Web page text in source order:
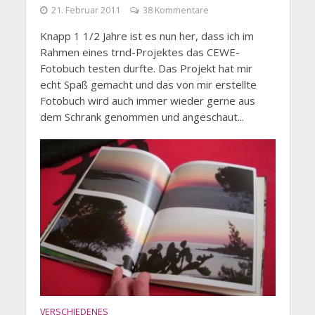
21. Februar 2011 38 Kommentare
Knapp 1 1/2 Jahre ist es nun her, dass ich im
Rahmen eines trnd-Projektes das CEWE-
Fotobuch testen durfte. Das Projekt hat mir
echt Spaß gemacht und das von mir erstellte
Fotobuch wird auch immer wieder gerne aus
dem Schrank genommen und angeschaut...
VERSCHIEDENES